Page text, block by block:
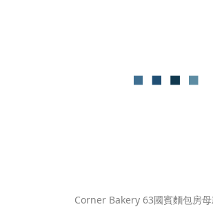
Corner Bakery 63國賓麵包房